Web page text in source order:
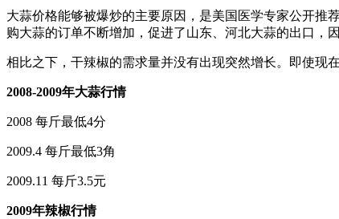
大蒜价格能够被爆炒的主要原因，是美国医学专家公开推
购大蒜的订单不断增加，促进了山东、河北大蒜的出口，
相比之下，干辣椒的需求量并没有出现突然增长。即使现
2008-2009年大蒜行情
2008 每斤最低4分
2009.4 每斤最低3角
2009.11 每斤3.5元
2009年辣椒行情